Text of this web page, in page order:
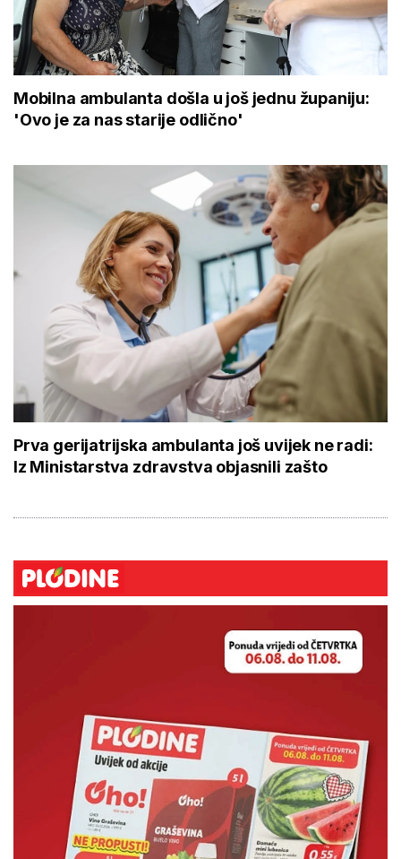
Mobilna ambulanta došla u još jednu županiju:
'Ovo je za nas starije odlično'
Prva gerijatrijska ambulanta još uvijek ne radi:
Iz Ministarstva zdravstva objasnili zašto